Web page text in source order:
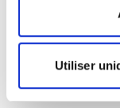
Utiliser